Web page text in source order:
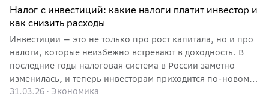
в виде налоговых льгот. В этой статье разберём простыми
словами, как работают налоговые вычеты типов А и Б, в
и как выбрать подходящую стратегию под свои цели и
уровень дохода.
Налог с инвестиций: какие налоги платит инвестор и
как снизить расходы
Инвестиции — это не только про рост капитала, но и про
налоги, которые неизбежно встревают в доходность. В
последние годы налоговая система в России заметно
изменилась, и теперь инвесторам приходится по-новому
считать свою прибыль. Появилась многоступенчатая
31.03.26 · Экономика